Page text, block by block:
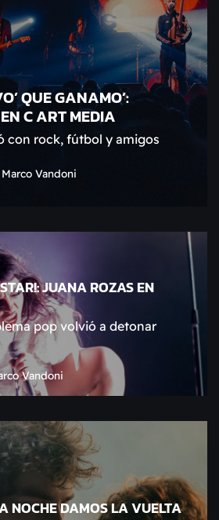
QUE GANAMO’:
C ART MEDIA
con rock, fútbol y amigos
Marco Vandoni
JUANA ROZAS EN
pop volvió a detonar
Vandoni
NOCHE DAMOS LA VUELTA